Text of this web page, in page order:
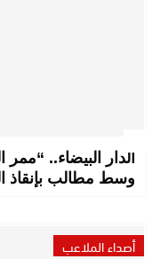
الدار البيضاء..
وسط مطالب بإنقاذ
أصداء الملاعب